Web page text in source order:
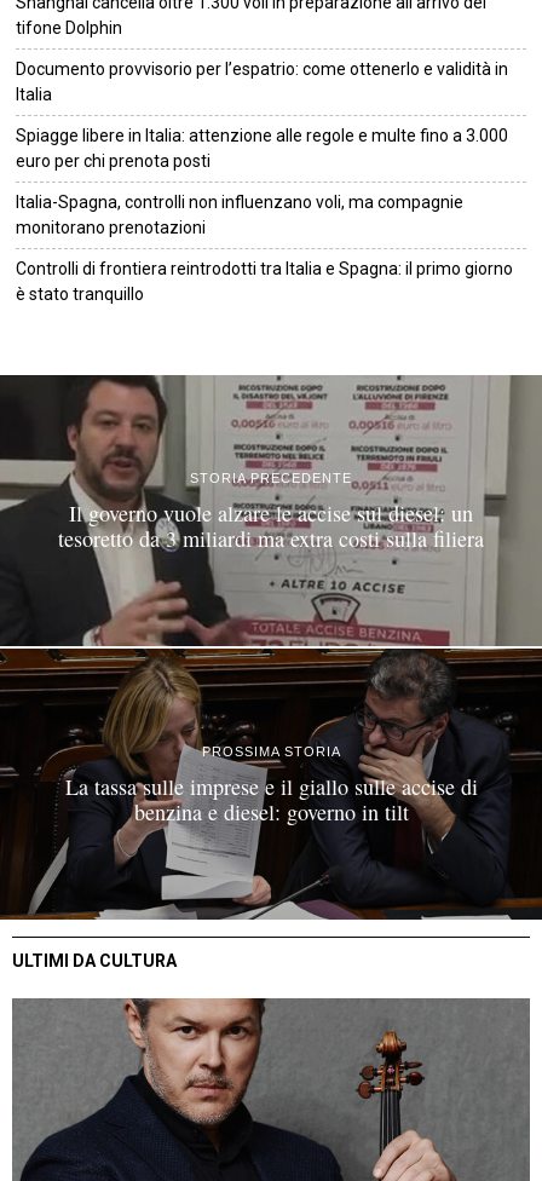
tifone Dolphin
Documento provvisorio per l’espatrio: come ottenerlo e validità in
Italia
Spiagge libere in Italia: attenzione alle regole e multe fino a 3.000
euro per chi prenota posti
Italia-Spagna, controlli non influenzano voli, ma compagnie
monitorano prenotazioni
Controlli di frontiera reintrodotti tra Italia e Spagna: il primo giorno
è stato tranquillo
STORIA PRECEDENTE
Il governo vuole alzare le accise sul diesel: un
tesoretto da 3 miliardi ma extra costi sulla filiera
PROSSIMA STORIA
La tassa sulle imprese e il giallo sulle accise di
benzina e diesel: governo in tilt
ULTIMI DA CULTURA